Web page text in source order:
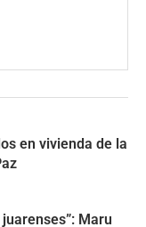
en vivienda de la
Maru